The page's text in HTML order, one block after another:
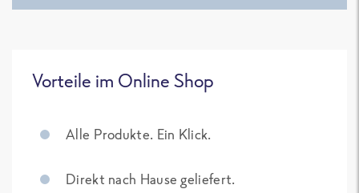
Vorteile im Online Shop
Alle Produkte. Ein Klick.
Direkt nach Hause geliefert.